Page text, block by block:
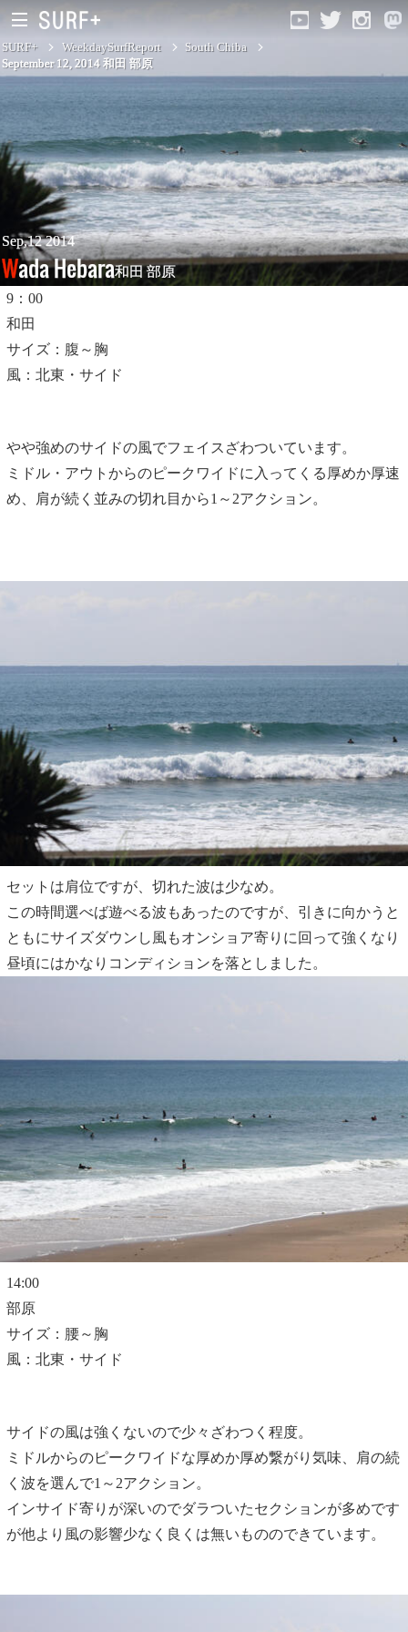
South Ibaraki
North Chiba
South Chiba
Unusually
Video Logs
Monthly Archive
SURF+ WeekdaySurfReport
South Chiba
September 12, 2014 和田 部原
Sep,12 2014
Wada Hebara和田 部原
9：00
和田
サイズ：腹～胸
風：北東・サイド
やや強めのサイドの風でフェイスざわついています。
ミドル・アウトからのピークワイドに入ってくる厚めか厚速
め、肩が続く並みの切れ目から1～2アクション。
セットは肩位ですが、切れた波は少なめ。
この時間選べば遊べる波もあったのですが、引きに向かうと
ともにサイズダウンし風もオンショア寄りに回って強くなり
昼頃にはかなりコンディションを落としました。
14:00
部原
サイズ：腰～胸
風：北東・サイド
サイドの風は強くないので少々ざわつく程度。
ミドルからのピークワイドな厚めか厚め繋がり気味、肩の続
く波を選んで1～2アクション。
インサイド寄りが深いのでダラついたセクションが多めです
が他より風の影響少なく良くは無いもののできています。